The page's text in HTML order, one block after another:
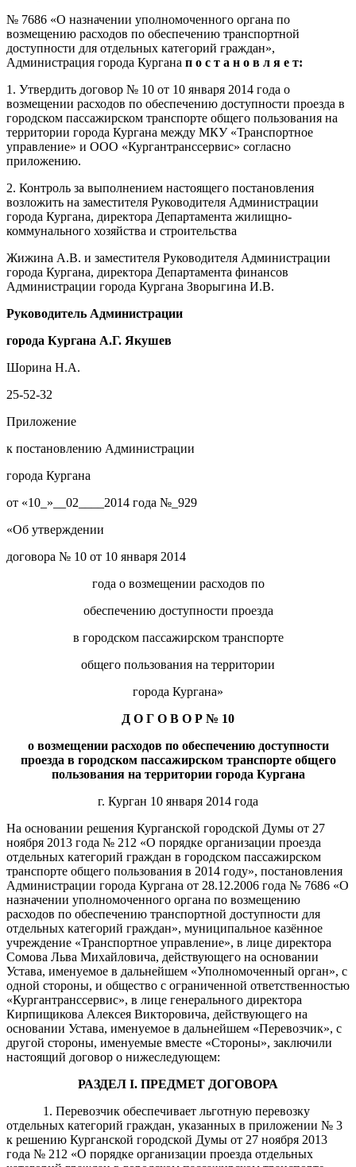
№ 7686 «О назначении уполномоченного органа по
возмещению расходов по обеспечению транспортной
доступности для отдельных категорий граждан»,
Администрация города Кургана п о с т а н о в л я е т:
1. Утвердить договор № 10 от 10 января 2014 года о
возмещении расходов по обеспечению доступности проезда в
городском пассажирском транспорте общего пользования на
территории города Кургана между МКУ «Транспортное
управление» и ООО «Кургантранссервис» согласно
приложению.
2. Контроль за выполнением настоящего постановления
возложить на заместителя Руководителя Администрации
города Кургана, директора Департамента жилищно-
коммунального хозяйства и строительства
Жижина А.В. и заместителя Руководителя Администрации
города Кургана, директора Департамента финансов
Администрации города Кургана Зворыгина И.В.
Руководитель Администрации
города Кургана А.Г. Якушев
Шорина Н.А.
25-52-32
Приложение
к постановлению Администрации
города Кургана
от «10_»__02____2014 года №_929
«Об утверждении
договора № 10 от 10 января 2014
года о возмещении расходов по
обеспечению доступности проезда
в городском пассажирском транспорте
общего пользования на территории
города Кургана»
Д О Г О В О Р № 10
о возмещении расходов по обеспечению доступности
проезда в городском пассажирском транспорте общего
пользования на территории города Кургана
г. Курган 10 января 2014 года
На основании решения Курганской городской Думы от 27
ноября 2013 года № 212 «О порядке организации проезда
отдельных категорий граждан в городском пассажирском
транспорте общего пользования в 2014 году», постановления
Администрации города Кургана от 28.12.2006 года № 7686 «О
назначении уполномоченного органа по возмещению
расходов по обеспечению транспортной доступности для
отдельных категорий граждан», муниципальное казённое
учреждение «Транспортное управление», в лице директора
Сомова Льва Михайловича, действующего на основании
Устава, именуемое в дальнейшем «Уполномоченный орган», с
одной стороны, и общество с ограниченной ответственностью
«Кургантранссервис», в лице генерального директора
Кирпищикова Алексея Викторовича, действующего на
основании Устава, именуемое в дальнейшем «Перевозчик», с
другой стороны, именуемые вместе «Стороны», заключили
настоящий договор о нижеследующем:
РАЗДЕЛ I. ПРЕДМЕТ ДОГОВОРА
1. Перевозчик обеспечивает льготную перевозку
отдельных категорий граждан, указанных в приложении № 3
к решению Курганской городской Думы от 27 ноября 2013
года № 212 «О порядке организации проезда отдельных